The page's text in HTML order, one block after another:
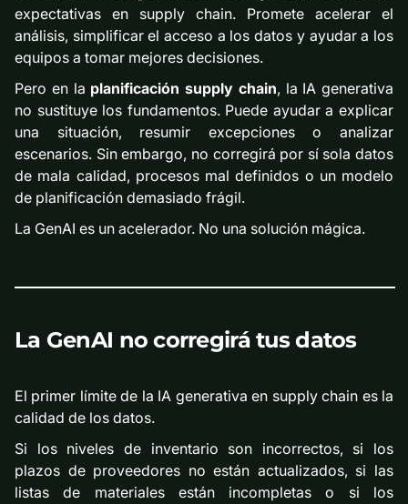
expectativas en supply chain. Promete acelerar el
análisis, simplificar el acceso a los datos y ayudar a los
equipos a tomar mejores decisiones.
Pero en la planificación supply chain, la IA generativa
no sustituye los fundamentos. Puede ayudar a explicar
una situación, resumir excepciones o analizar
escenarios. Sin embargo, no corregirá por sí sola datos
de mala calidad, procesos mal definidos o un modelo
de planificación demasiado frágil.
La GenAI es un acelerador. No una solución mágica.
La GenAI no corregirá tus datos
El primer límite de la IA generativa en supply chain es la
calidad de los datos.
Si los niveles de inventario son incorrectos, si los
plazos de proveedores no están actualizados, si las
listas de materiales están incompletas o si los